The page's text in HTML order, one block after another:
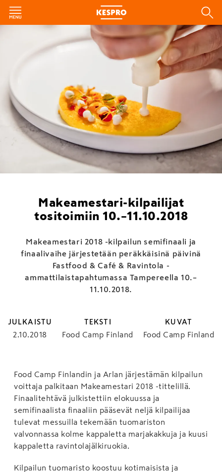
Makeamestari-kilpailijat
tositoimiin 10.–11.10.2018
Makeamestari 2018 -kilpailun semifinaali ja
finaalivaihe järjestetään peräkkäisinä päivinä
Fastfood & Café & Ravintola -
ammattilaistapahtumassa Tampereella 10.–
11.10.2018.
JULKAISTU
2.10.2018
TEKSTI
Food Camp Finland
KUVAT
Food Camp Finland
Food Camp Finlandin ja Arlan järjestämän kilpailun
voittaja palkitaan Makeamestari 2018 -tittelillä.
Finaalitehtävä julkistettiin elokuussa ja
semifinaalista finaaliin pääsevät neljä kilpailijaa
tulevat messuilla tekemään tuomariston
valvonnassa kolme kappaletta marjakakkuja ja kuusi
kappaletta ravintolajälkiruokia.
Kilpailun tuomaristo koostuu kotimaisista ja